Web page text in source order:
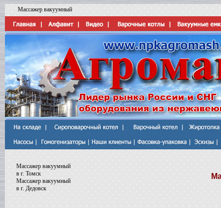
Массажер вакуумный
Массажер вакуумный
в г. Томск
Массажер вакуумный
в г. Дедовск